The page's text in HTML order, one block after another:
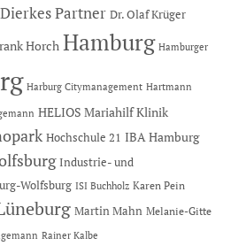
Dierkes Partner Dr. Olaf Krüger
Horch Hamburg Hamburger
Harburg Citymanagement Hartmann
HELIOS Mariahilf Klinik
Hochschule 21 IBA Hamburg
Industrie- und
Wolfsburg ISI Buchholz Karen Pein
Martin Mahn Melanie-Gitte
Rainer Kalbe